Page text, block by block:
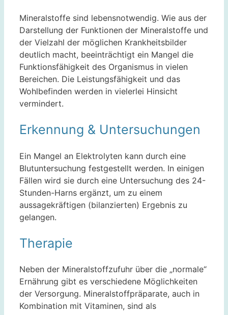
Mineralstoffe sind lebensnotwendig. Wie aus der
Darstellung der Funktionen der Mineralstoffe und
der Vielzahl der möglichen Krankheitsbilder
deutlich macht, beeinträchtigt ein Mangel die
Funktionsfähigkeit des Organismus in vielen
Bereichen. Die Leistungsfähigkeit und das
Wohlbefinden werden in vielerlei Hinsicht
vermindert.
Erkennung & Untersuchungen
Ein Mangel an Elektrolyten kann durch eine
Blutuntersuchung festgestellt werden. In einigen
Fällen wird sie durch eine Untersuchung des 24-
Stunden-Harns ergänzt, um zu einem
aussagekräftigen (bilanzierten) Ergebnis zu
gelangen.
Therapie
Neben der Mineralstoffzufuhr über die „normale“
Ernährung gibt es verschiedene Möglichkeiten
der Versorgung. Mineralstoffpräparate, auch in
Kombination mit Vitaminen, sind als